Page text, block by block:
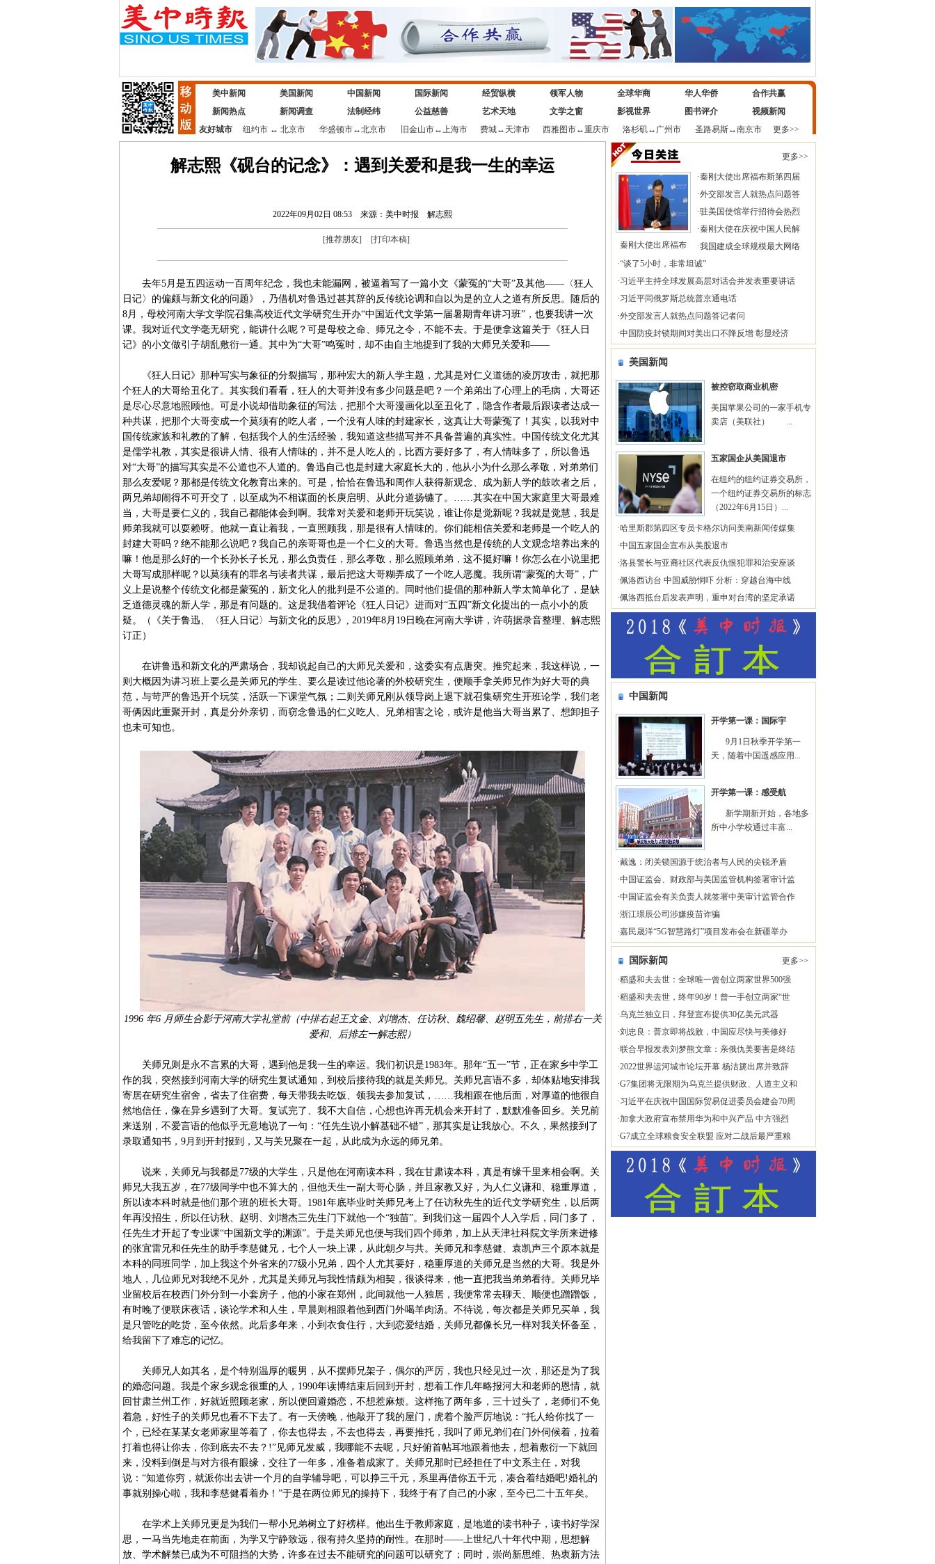
美中新闻 美国新闻 中国新闻 国际新闻 经贸纵横 领军人物 全球华商 华人华侨
合作共赢
新闻热点
新闻调查 法制经纬 公益慈善 艺术天地 文学之窗 影视世界 图书评介
视频新闻
友好城市
纽约市↔ 北京市 华盛顿市↔北京市 旧金山市↔上海市 费城↔ 天津市 西雅图市↔重庆市 洛杉矶↔ 广州市 圣路易斯↔南京市 更多>>
解志熙《砚台的记念》：遇到关爱和是我一生的幸运
2022年09月02日 08:53 来源：美中时报 解志熙
[推荐朋友] [打印本稿]
去年5月是五四运动一百周年纪念，我也未能漏网，被逼着写了一篇小文《蒙冤的“大哥”及其他——〈狂人
日记〉的偏颇与新文化的问题》，乃借机对鲁迅过甚其辞的反传统论调和自以为是的立人之道有所反思。随后的
8月，母校河南大学文学院召集高校近代文学研究生开办“中国近代文学第一届暑期青年讲习班”，也要我讲一次
课。我对近代文学毫无研究，能讲什么呢？可是母校之命、师兄之令，不能不去。于是便拿这篇关于《狂人日
记》的小文做引子胡乱敷衍一通。其中为“大哥”鸣冤时，却不由自主地提到了我的大师兄关爱和——
《狂人日记》那种写实与象征的分裂描写，那种宏大的新人学主题，尤其是对仁义道德的凌厉攻击，就把那
个狂人的大哥给丑化了。其实我们看看，狂人的大哥并没有多少问题是吧？一个弟弟出了心理上的毛病，大哥还
是尽心尽意地照顾他。可是小说却借助象征的写法，把那个大哥漫画化以至丑化了，隐含作者最后跟读者达成一
种共谋，把那个大哥变成一个莫须有的吃人者，一个没有人味的封建家长，这真让大哥蒙冤了！其实，以我对中
国传统家族和礼教的了解，包括我个人的生活经验，我知道这些描写并不具备普遍的真实性。中国传统文化尤其
是儒学礼教，其实是很讲人情、很有人情味的，并不是人吃人的，比西方要好多了，有人情味多了，所以鲁迅
对“大哥”的描写其实是不公道也不人道的。鲁迅自己也是封建大家庭长大的，他从小为什么那么孝敬，对弟弟们
那么友爱呢？那都是传统文化教育出来的。可是，恰恰在鲁迅和周作人获得新观念、成为新人学的鼓吹者之后，
两兄弟却闹得不可开交了，以至成为不相谋面的长庚启明、从此分道扬镳了。……其实在中国大家庭里大哥最难
当，大哥是要仁义的，我自己都能体会到啊。我常对关爱和老师开玩笑说，谁让你是觉新呢？我就是觉慧，我是
师弟我就可以耍赖呀。他就一直让着我，一直照顾我，那是很有人情味的。你们能相信关爱和老师是一个吃人的
封建大哥吗？绝不能那么说吧？我自己的亲哥哥也是一个仁义的大哥。鲁迅当然也是传统的人文观念培养出来的
嘛！他是那么好的一个长孙长子长兄，那么负责任，那么孝敬，那么照顾弟弟，这不挺好嘛！你怎么在小说里把
大哥写成那样呢？以莫须有的罪名与读者共谋，最后把这大哥糊弄成了一个吃人恶魔。我所谓“蒙冤的大哥”，广
义上是说整个传统文化都是蒙冤的，新文化人的批判是不公道的。同时他们提倡的那种新人学太简单化了，是缺
乏道德灵魂的新人学，那是有问题的。这是我借着评论《狂人日记》进而对“五四”新文化提出的一点小小的质
疑。（《关于鲁迅、〈狂人日记〉与新文化的反思》, 2019年8月19日晚在河南大学讲，许萌据录音整理、解志熙
订正）
在讲鲁迅和新文化的严肃场合，我却说起自己的大师兄关爱和，这委实有点唐突。推究起来，我这样说，一
则大概因为讲习班上要么是关师兄的学生、要么是读过他论著的外校研究生，便顺手拿关师兄作为好大哥的典
范，与苛严的鲁迅开个玩笑，活跃一下课堂气氛；二则关师兄刚从领导岗上退下就召集研究生开班论学，我们老
哥俩因此重聚开封，真是分外亲切，而窃念鲁迅的仁义吃人、兄弟相害之论，或许是他当大哥当累了、想卸担子
也未可知也。
1996 年6 月师生合影于河南大学礼堂前（中排右起王文金、刘增杰、任访秋、魏绍馨、赵明五先生，前排右一关
爱和、后排左一解志熙）
关师兄则是永不言累的大哥，遇到他是我一生的幸运。我们初识是1983年。那年“五一”节，正在家乡中学工
作的我，突然接到河南大学的研究生复试通知，到校后接待我的就是关师兄。关师兄言语不多，却体贴地安排我
寄居在研究生宿舍，省去了住宿费，每天带我去吃饭、领我去参加复试，……我相跟在他后面，对厚道的他很自
然地信任，像在异乡遇到了大哥。复试完了、我不大自信，心想也许再无机会来开封了，默默准备回乡。关兄前
来送别，不爱言语的他似乎无意地说了一句：“任先生说小解基础不错”，那其实是让我放心。不久，果然接到了
录取通知书，9月到开封报到，又与关兄聚在一起，从此成为永远的师兄弟。
说来，关师兄与我都是77级的大学生，只是他在河南读本科，我在甘肃读本科，真是有缘千里来相会啊。关
师兄大我五岁，在77级同学中也不算大的，但他天生一副大哥心肠，并且家教又好，为人仁义谦和、稳重厚道，
所以读本科时就是他们那个班的班长大哥。1981年底毕业时关师兄考上了任访秋先生的近代文学研究生，以后两
年再没招生，所以任访秋、赵明、刘增杰三先生门下就他一个“独苗”。到我们这一届四个人入学后，同门多了，
任先生才开起了专业课“中国新文学的渊源”。于是关师兄也便与我们四个师弟，加上从天津社科院文学所来进修
的张宜雷兄和任先生的助手李慈健兄，七个人一块上课，从此朝夕与共。关师兄和李慈健、袁凯声三个原本就是
本科的同班同学，加上我这个外省来的77级小兄弟，四个人尤其要好，稳重厚道的关师兄是当然的大哥。我是外
地人，几位师兄对我绝不见外，尤其是关师兄与我性情颇为相契，很谈得来，他一直把我当弟弟看待。关师兄毕
业留校后在校西门外分到一小套房子，他的小家在郑州，此间就他一人独居，我便常常去聊天、顺便也蹭蹭饭，
有时晚了便联床夜话，谈论学术和人生，早晨则相跟着他到西门外喝羊肉汤。不待说，每次都是关师兄买单，我
是只管吃的吃货，至今依然。此后多年来，小到衣食住行，大到恋爱结婚，关师兄都像长兄一样对我关怀备至，
给我留下了难忘的记忆。
关师兄人如其名，是个特别温厚的暖男，从不摆师兄架子，偶尔的严厉，我也只经见过一次，那还是为了我
的婚恋问题。我是个家乡观念很重的人，1990年读博结束后回到开封，想着工作几年略报河大和老师的恩情，就
回甘肃兰州工作，好就近照顾老家，所以便回避婚恋，不想惹麻烦。这样拖了两年多，三十过头了，老师们不免
着急，好性子的关师兄也看不下去了。有一天傍晚，他敲开了我的屋门，虎着个脸严厉地说：“托人给你找了一
个，已经在某某女老师家里等着了，你去也得去，不去也得去，再要推托，我叫了师兄弟们在门外伺候着，拉着
打着也得让你去，你到底去不去？!”见师兄发威，我哪能不去呢，只好俯首帖耳地跟着他去，想着敷衍一下就回
来，没料到倒是与对方很有眼缘，交往了一年多，准备着成家了。关师兄那时已经担任了中文系主任，对我
说：“知道你穷，就派你出去讲一个月的自学辅导吧，可以挣三千元，系里再借你五千元，凑合着结婚吧!婚礼的
事就别操心啦，我和李慈健看着办！”于是在两位师兄的操持下，我终于有了自己的小家，至今已二十五年矣。
在学术上关师兄更是为我们一帮小兄弟树立了好榜样。他出生于教师家庭，是地道的读书种子，读书好学深
思，一马当先地走在前面，为学又宁静致远，很有持久坚持的耐性。在那时——上世纪八十年代中期，思想解
放、学术解禁已成为不可阻挡的大势，许多在过去不能研究的问题可以研究了；同时，崇尚新思维、热衷新方法
更多>>
秦刚大使出席福布
·秦刚大使出席福布斯第四届
·外交部发言人就热点问题答
·驻美国使馆举行招待会热烈
·秦刚大使在庆祝中国人民解
·我国建成全球规模最大网络
·“谈了5小时，非常坦诚”
·习近平主持全球发展高层对话会并发表重要讲话
·习近平同俄罗斯总统普京通电话
·外交部发言人就热点问题答记者问
·中国防疫封锁期间对美出口不降反增 彰显经济
美国新闻
被控窃取商业机密
美国苹果公司的一家手机专
卖店（美联社） ...
五家国企从美国退市
在纽约的纽约证券交易所，
一个纽约证券交易所的标志
（2022年6月15日）...
·哈里斯郡第四区专员卡格尔访问美南新闻传媒集
·中国五家国企宣布从美股退市
·洛县警长与亚裔社区代表反仇恨犯罪和治安座谈
·佩洛西访台 中国威胁恫吓 分析：穿越台海中线
·佩洛西抵台后发表声明，重申对台湾的坚定承诺
中国新闻
开学第一课：国际宇
9月1日秋季开学第一
天，随着中国遥感应用...
开学第一课：感受航
新学期新开始，各地多
所中小学校通过丰富...
·戴逸：闭关锁国源于统治者与人民的尖锐矛盾
·中国证监会、财政部与美国监管机构签署审计监
·中国证监会有关负责人就签署中美审计监管合作
·浙江璟辰公司涉嫌疫苗诈骗
·嘉民晟洋“5G智慧路灯”项目发布会在新疆举办
国际新闻
更多>>
·稻盛和夫去世：全球唯一曾创立两家世界500强
·稻盛和夫去世，终年90岁！曾一手创立两家“世
·乌克兰独立日，拜登宣布提供30亿美元武器
·刘忠良：普京即将战败，中国应尽快与美修好
·联合早报发表刘梦熊文章：亲俄仇美要害是终结
·2022世界运河城市论坛开幕 杨洁篪出席并致辞
·G7集团将无限期为乌克兰提供财政、人道主义和
·习近平在庆祝中国国际贸易促进委员会建会70周
·加拿大政府宣布禁用华为和中兴产品 中方强烈
·G7成立全球粮食安全联盟 应对二战后最严重粮